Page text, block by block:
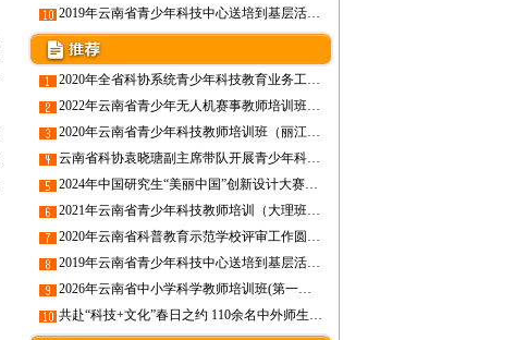
2019年云南省青少年科技中心送培到基层活动暨迪庆州中小学科技辅导员培训班圆满结束
2020年全省科协系统青少年科技教育业务工作培训班在昆明成功举办
2022年云南省青少年无人机赛事教师培训班即将开班！
2020年云南省青少年科技教师培训班（丽江）圆满举办
云南省科协袁晓瑭副主席带队开展青少年科技教育工作调研
2024年中国研究生“美丽中国”创新设计大赛——生物多样性保护与利用创新大赛全国总决赛成功举办
2021年云南省青少年科技教师培训（大理班）圆满举办
2020年云南省科普教育示范学校评审工作圆满结束
2019年云南省青少年科技中心送培到基层活动暨迪庆州中小学科技辅导员培训班圆满结束
2026年云南省中小学科学教师培训班(第一期)在昆圆满举办，线上课程同步开启
共赴“科技+文化”春日之约 110余名中外师生走进省青少年科技中心